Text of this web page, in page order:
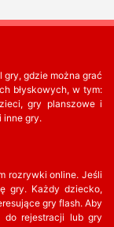
gdzie można grać
błyskowych, w tym:
gry planszowe i
inne gry.
rozrywki online. Jeśli
gry. Każdy dziecko,
gry flash. Aby
rejestracji lub gry